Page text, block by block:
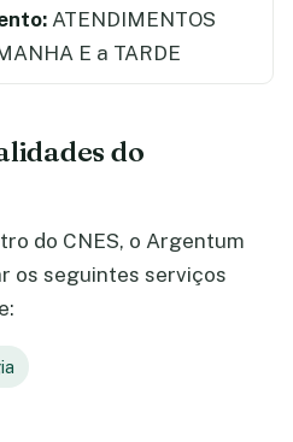
ATENDIMENTOS
E a TARDE
do
do CNES, o Argentum
os seguintes serviços